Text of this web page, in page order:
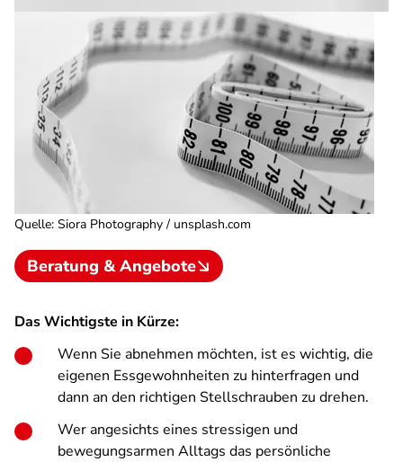
Quelle: Siora Photography / unsplash.com
Beratung & Angebote
Das Wichtigste in Kürze:
Wenn Sie abnehmen möchten, ist es wichtig, die
eigenen Essgewohnheiten zu hinterfragen und
dann an den richtigen Stellschrauben zu drehen.
Wer angesichts eines stressigen und
bewegungsarmen Alltags das persönliche